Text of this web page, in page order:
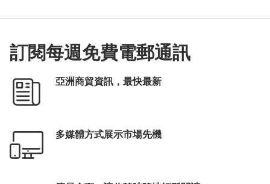
德國科隆嬰童用品展
Bombol
網購
嬰童產品
訂閱每週免費電郵通訊
亞洲商貿資訊，最快最新
多媒體方式展示市場先機